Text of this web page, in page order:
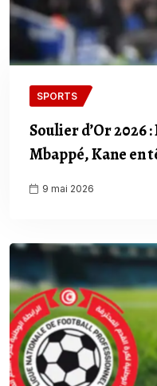
SPORTS
Soulier d’Or 2026
Mbappé, Kane en
9 mai 2026